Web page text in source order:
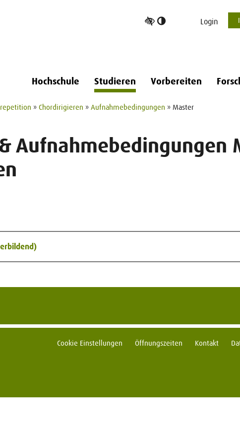
Login
Hochschule Studieren Vorbereiten
» Chordirigieren » Aufnahmebedingungen » Master
Aufnahmebedingungen
Cookie Einstellungen Öffnungszeiten Kontakt